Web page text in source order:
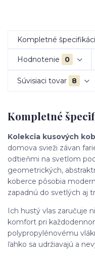
Kompletné
Hodnotenie 0
Súvisiaci tovar 8
Kompletné
Kolekcia kusových
domova svieži závan
odtieňmi na svetlom
geometrických,
koberce pôsobia
zapadnú do svetlých aj
Ich hustý vlas zaručuje
komfort pri
polypropylénovému
ľahko sa udržiavajú a